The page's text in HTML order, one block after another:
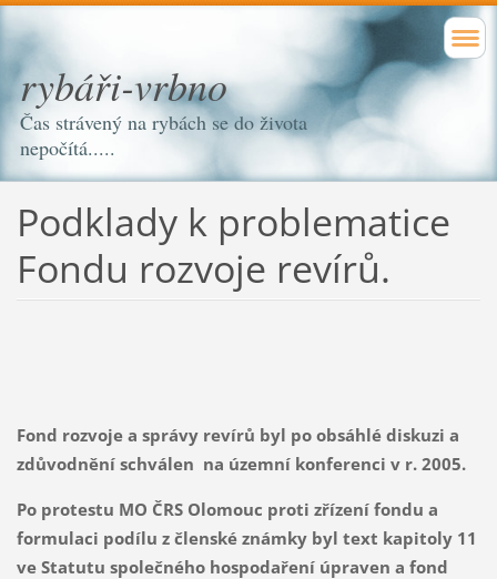
rybáři-vrbno
Čas strávený na rybách se do života
nepočítá.....
Podklady k problematice
Fondu rozvoje revírů.
Fond rozvoje a správy revírů byl po obsáhlé diskuzi a
zdůvodnění schválen na územní konferenci v r. 2005.
Po protestu MO ČRS Olomouc proti zřízení fondu a
formulaci podílu z členské známky byl text kapitoly 11
ve Statutu společného hospodaření úpraven a fond